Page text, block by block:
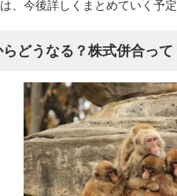
、今後詳しくまとめていく予
どうなる？株式併合って